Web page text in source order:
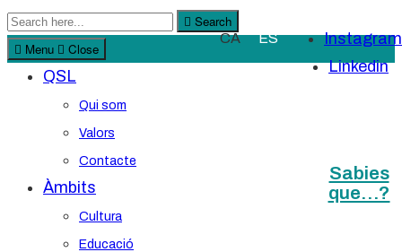
Search
for:
Search
Menu
Close
QSL
Qui som
Valors
Contacte
Àmbits
Cultura
Educació
CA ES
Instagram
Linkedin
Sabies
que…?